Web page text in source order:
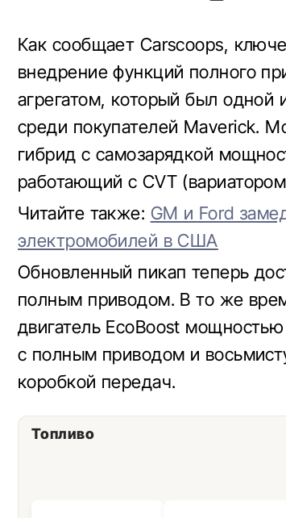
Как сообщает Carscoops,
внедрение функций полного
агрегатом, который был одной
среди покупателей Maverick.
гибрид с самозарядкой
работающий с CVT
Читайте также: GM и Ford
электромобилей в США
Обновленный пикап теперь
полным приводом. В то же
двигатель EcoBoost
с полным приводом и
коробкой передач.
Топливо